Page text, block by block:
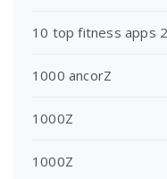
10 top fitness apps
1000 ancorZ
1000Z
1000Z